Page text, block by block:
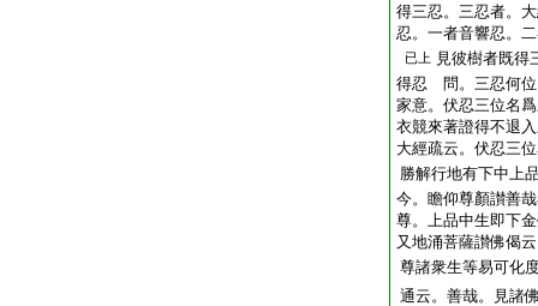
得三忍。三忍者。
忍。一者音響忍。
已上 見彼樹者既得
得忍 問。三忍何
家意。伏忍三位名
衣競來著證得不退
大經疏云。伏忍三
勝解行地有下中上
今。瞻仰尊顏讃善
尊。上品中生即下
又地涌菩薩讃佛偈
尊諸衆生等易可化
通云。善哉。見諸